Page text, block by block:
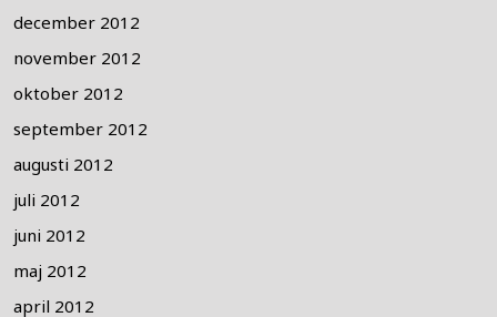
december 2012
november 2012
oktober 2012
september 2012
augusti 2012
juli 2012
juni 2012
maj 2012
april 2012